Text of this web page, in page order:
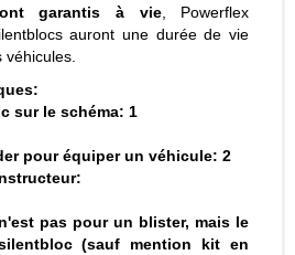
garantis à vie, Powerflex
auront une durée de vie
sur le schéma: 1
pour équiper un véhicule: 2
pas pour un blister, mais le
(sauf mention kit en